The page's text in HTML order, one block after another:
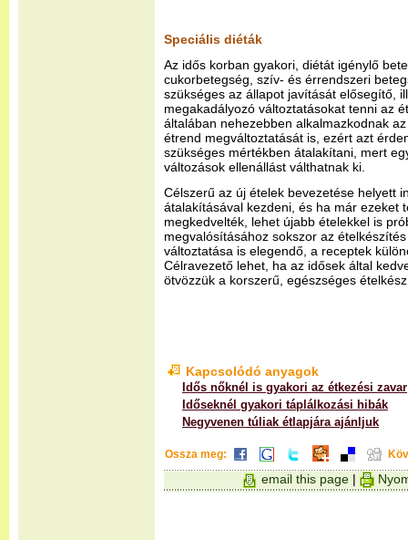
Speciális diéták
Az idős korban gyakori, diétát igénylő
cukorbetegség, szív- és érrendszeri
szükséges az állapot javítását elősegítő,
megakadályozó változtatásokat tenni az
általában nehezebben alkalmazkodnak
étrend megváltoztatását is, ezért azt
szükséges mértékben átalakítani, mert
változások ellenállást válthatnak ki.
Célszerű az új ételek bevezetése helyett
átalakításával kezdeni, és ha már ezeket
megkedvelték, lehet újabb ételekkel is
megvalósításához sokszor az
változtatása is elegendő, a receptek
Célravezető lehet, ha az idősek által
ötvözzük a korszerű, egészséges
Kapcsolódó anyagok
Idős nőknél is gyakori az étkezési zavar
Időseknél gyakori táplálkozási hibák
Negyvenen túliak étlapjára ajánljuk
Ossza meg:
email this page |